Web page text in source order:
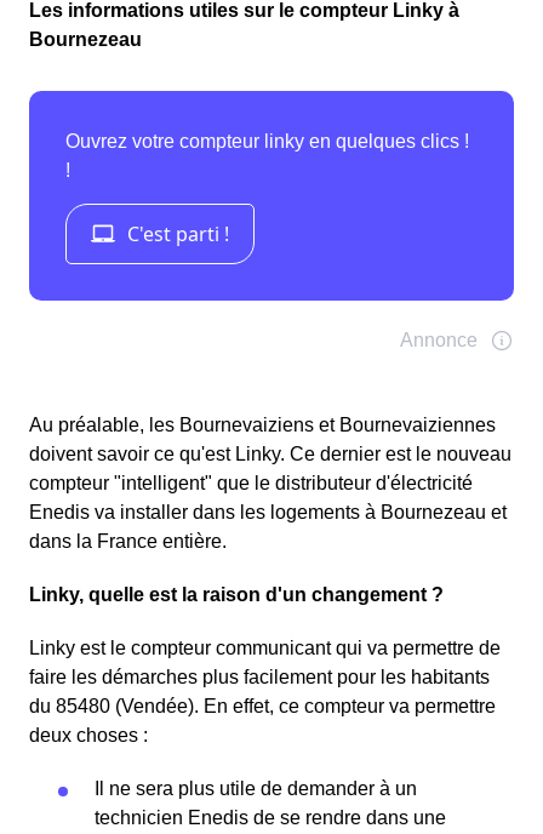
Les informations utiles sur le compteur Linky à
Bournezeau
Au préalable, les Bournevaiziens et Bournevaiziennes
doivent savoir ce qu'est Linky. Ce dernier est le nouveau
compteur "intelligent" que le distributeur d'électricité
Enedis va installer dans les logements à Bournezeau et
dans la France entière.
Linky, quelle est la raison d'un changement ?
Linky est le compteur communicant qui va permettre de
faire les démarches plus facilement pour les habitants
du 85480 (Vendée). En effet, ce compteur va permettre
deux choses :
Il ne sera plus utile de demander à un
technicien Enedis de se rendre dans une